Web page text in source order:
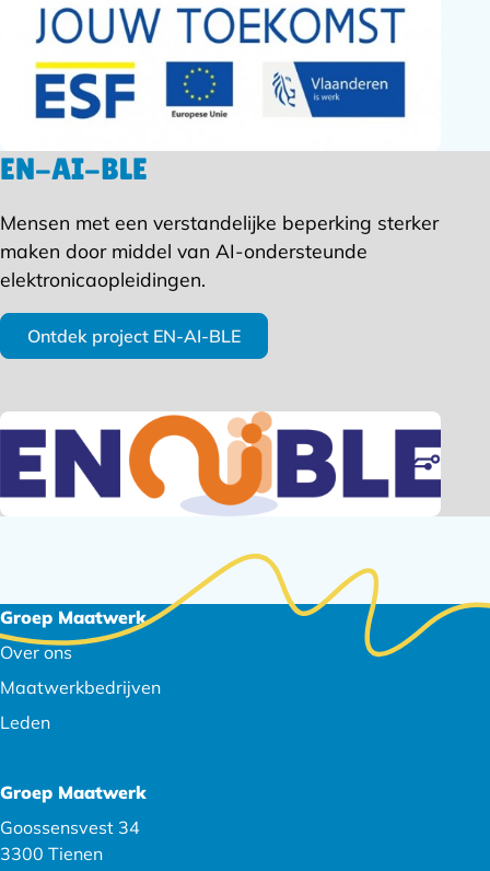
EN-AI-BLE
Mensen met een verstandelijke beperking sterker
maken door middel van AI-ondersteunde
elektronicaopleidingen.
Ontdek project EN-AI-BLE
Footer
navigatie
Groep Maatwerk
Over ons
Maatwerkbedrijven
Leden
Groep Maatwerk
Goossensvest 34
3300 Tienen